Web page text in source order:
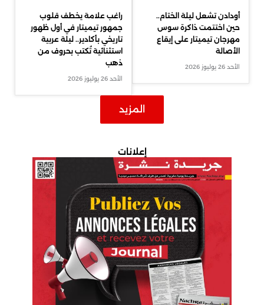
أودادن تشعل ليلة الختام..
حين اختتمت ذاكرة سوس
مهرجان تيميتار على إيقاع
الأصالة
الأحد 26 يوليوز 2026
راغب علامة يخطف قلوب
جمهور تيميتار في أول ظهور
تاريخي بأكادير.. ليلة عربية
استثنائية تُكتب بحروف من
ذهب
الأحد 26 يوليوز 2026
المزيد
إعلانات